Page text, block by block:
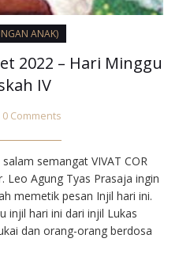
ANAK)
2022 – Hari Minggu
IV
0 Comments
semangat VIVAT COR
Leo Agung Tyas Prasaja ingin
memetik pesan Injil hari ini.
injil hari ini dari injil Lukas
dan orang-orang berdosa
mendengarkan Dia.
orang Farisi…